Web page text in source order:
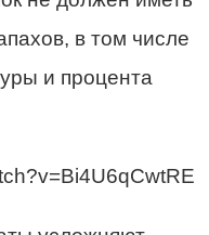
в том числе
и процента